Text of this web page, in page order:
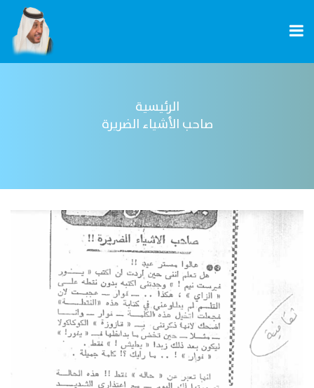
الرئيسية
صاحب الأشياء الضريرة